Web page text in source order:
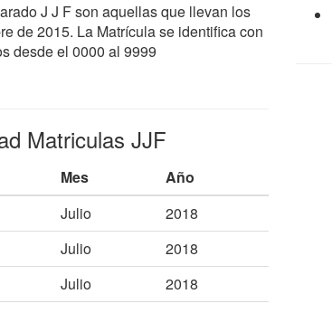
J J F son aquellas que llevan los
de 2015. La Matrícula se identifica con
desde el 0000 al 9999
Matriculas JJF
Mes
Año
Julio
2018
Julio
2018
Julio
2018